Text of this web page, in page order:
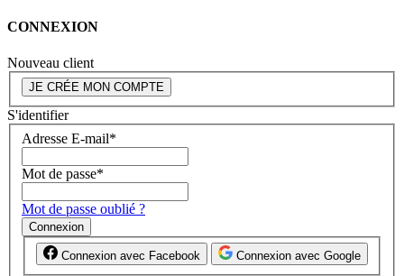
CONNEXION
Nouveau client
JE CRÉE MON COMPTE
S'identifier
Adresse E-mail*
Mot de passe*
Mot de passe oublié ?
Connexion
Connexion avec Facebook Connexion avec Google